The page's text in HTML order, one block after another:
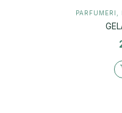
PARFUMERI